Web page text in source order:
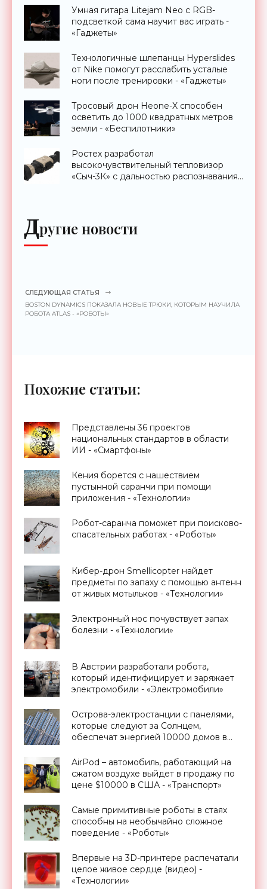
Умная гитара Litejam Neo с RGB-
подсветкой сама научит вас играть -
«Гаджеты»
Технологичные шлепанцы Hyperslides
от Nike помогут расслабить усталые
ноги после тренировки - «Гаджеты»
Тросовый дрон Heone-X способен
осветить до 1000 квадратных метров
земли - «Беспилотники»
Ростех разработал
высокочувствительный тепловизор
«Сыч-3К» с дальностью распознавания
Другие новости
СЛЕДУЮЩАЯ СТАТЬЯ
BOSTON DYNAMICS ПОКАЗАЛА НОВЫЕ ТРЮКИ, КОТОРЫМ НАУЧИЛА
РОБОТА ATLAS - «РОБОТЫ»
Похожие статьи:
Представлены 36 проектов
национальных стандартов в области
ИИ - «Смартфоны»
Кения борется с нашествием
пустынной саранчи при помощи
приложения - «Технологии»
Робот-саранча поможет при поисково-
спасательных работах - «Роботы»
Кибер-дрон Smellicopter найдет
предметы по запаху с помощью антенн
от живых мотыльков - «Технологии»
Электронный нос почувствует запах
болезни - «Технологии»
В Австрии разработали робота,
который идентифицирует и заряжает
электромобили - «Электромобили»
Острова-электростанции с панелями,
которые следуют за Солнцем,
обеспечат энергией 10000 домов в
AirPod – автомобиль, работающий на
сжатом воздухе выйдет в продажу по
цене $10000 в США - «Транспорт»
Самые примитивные роботы в стаях
способны на необычайно сложное
поведение - «Роботы»
Впервые на 3D-принтере распечатали
целое живое сердце (видео) -
«Технологии»